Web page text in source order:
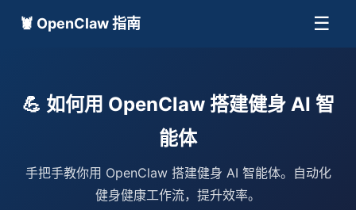
🦞 OpenClaw 指南 ☰
💪 如何用 OpenClaw 搭建健身 AI 智
能体
手把手教你用 OpenClaw 搭建健身 AI 智能体。自动化
健身健康工作流，提升效率。